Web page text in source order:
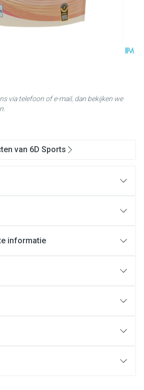
via telefoon of e-mail, dan bekijken we
van 6D Sports
informatie